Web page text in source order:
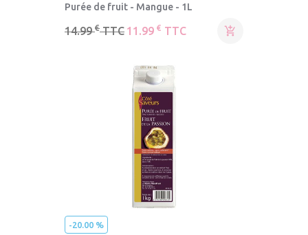
Purée de fruit - Mangue - 1L
14.99€ TTC 11.99 € TTC 
-20.00 %